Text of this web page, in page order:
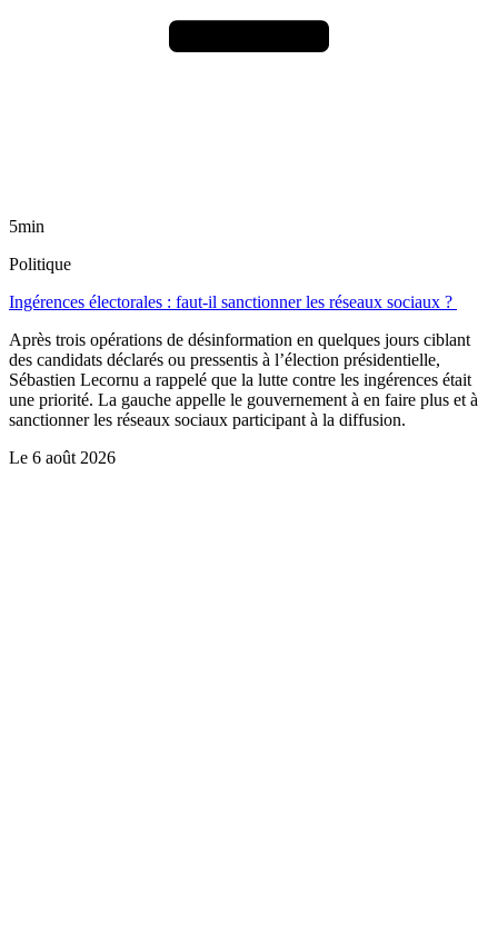
5min
Politique
Ingérences électorales : faut-il sanctionner les réseaux sociaux ?
Après trois opérations de désinformation en quelques jours ciblant
des candidats déclarés ou pressentis à l’élection présidentielle,
Sébastien Lecornu a rappelé que la lutte contre les ingérences était
une priorité. La gauche appelle le gouvernement à en faire plus et à
sanctionner les réseaux sociaux participant à la diffusion.
Le 6 août 2026